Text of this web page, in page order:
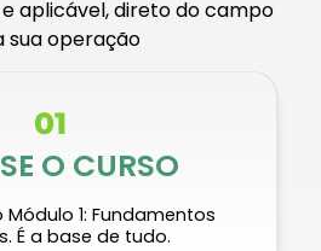
aplicável, direto do campo
sua operação
01
O CURSO
1: Fundamentos
É a base de tudo.